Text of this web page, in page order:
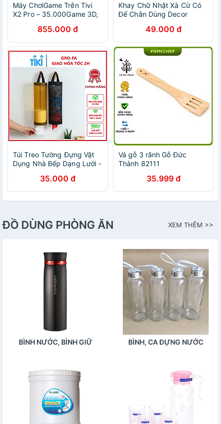
Máy ChơiGame Trên Tivi
X2 Pro – 35.000Game 3D,
S905, 2 Tay Cầm Mới đèn
ốp trần
855.000 đ
Khay Chữ Nhật Xà Cừ Có
Đế Chân Dùng Decor
Phẩm/Pizza/Bánh Ngọt -
Đồ Gỗ Gia Dụng Thương
Hiệu Trường Sơn
49.000 đ
Túi Treo Tường Đựng Vật
Dụng Nhà Bếp Dạng Lưới -
màu ngẫu nhiên)
35.000 đ
Vá gỗ 3 rãnh Gỗ Đức
Thành 82111
35.999 đ
ĐỒ DÙNG PHÒNG ĂN XEM THÊM >>
BÌNH NƯỚC, BÌNH GIỮ
BÌNH, CA ĐỰNG NƯỚC